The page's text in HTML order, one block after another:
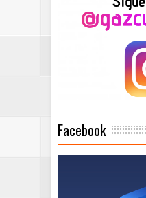
Facebook